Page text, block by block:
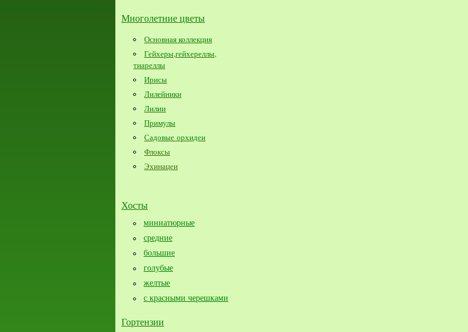
Многолетние цветы
Основная коллекция
Гейхеры,гейхереллы,
тиареллы
Ирисы
Лилейники
Лилии
Примулы
Садовые орхидеи
Флоксы
Эхинацеи
Хосты
миниатюрные
средние
большие​
голубые
желтые
с красными черешками
Гортензии